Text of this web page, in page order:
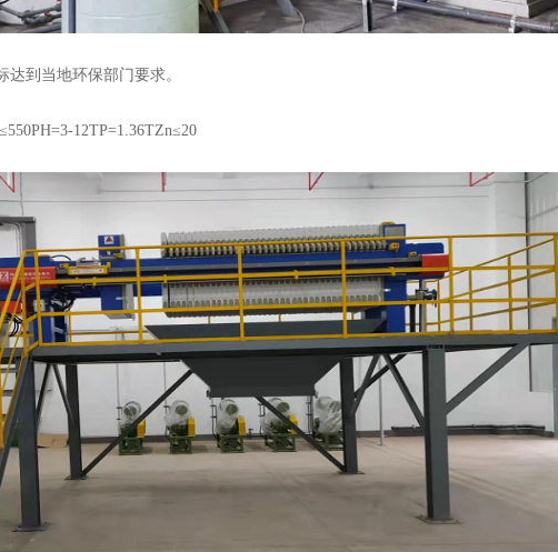
到当地环保部门要求。
12TP=1.36TZn≤20